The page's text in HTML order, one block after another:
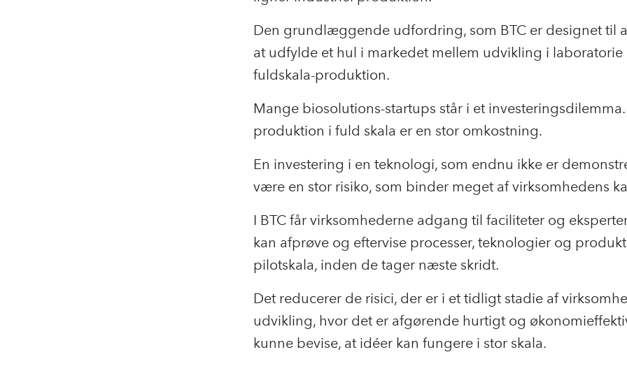
Den grundlæggende udfordring, som BTC er designet til
at udfylde et hul i markedet mellem udvikling i laboratorie
fuldskala-produktion.
Mange biosolutions-startups står i et
produktion i fuld skala er en stor omkostning.
En investering i en teknologi, som endnu ikke er
være en stor risiko, som binder meget af virksomhedens
I BTC får virksomhederne adgang til faciliteter og
kan afprøve og eftervise processer, teknologier og
pilotskala, inden de tager næste skridt.
Det reducerer de risici, der er i et tidligt stadie af
udvikling, hvor det er afgørende hurtigt og
kunne bevise, at idéer kan fungere i stor skala.